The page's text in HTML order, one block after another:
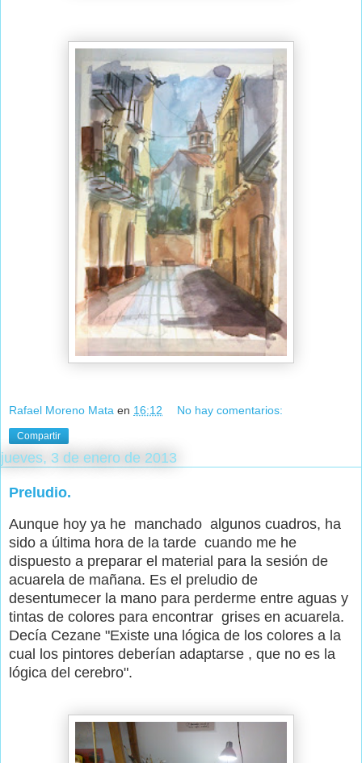
Rafael Moreno Mata en 16:12 No hay comentarios:
Compartir
jueves, 3 de enero de 2013
Preludio.
Aunque hoy ya he manchado algunos cuadros, ha
sido a última hora de la tarde cuando me he
dispuesto a preparar el material para la sesión de
acuarela de mañana. Es el preludio de
desentumecer la mano para perderme entre aguas y
tintas de colores para encontrar grises en acuarela.
Decía Cezane "Existe una lógica de los colores a la
cual los pintores deberían adaptarse , que no es la
lógica del cerebro".